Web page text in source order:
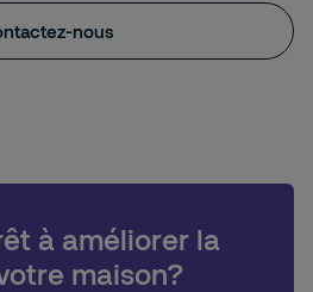
nous
à améliorer la
maison?